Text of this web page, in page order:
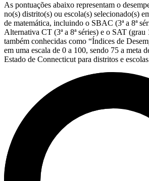
As pontuações abaixo representam o
no(s) distrito(s) ou escola(s) selecionado(s)
de matemática, incluindo o SBAC (3ª a 8ª
Alternativa CT (3ª a 8ª séries) e o SAT (grau
também conhecidas como “Índices de
em uma escala de 0 a 100, sendo 75 a meta
Estado de Connecticut para distritos e